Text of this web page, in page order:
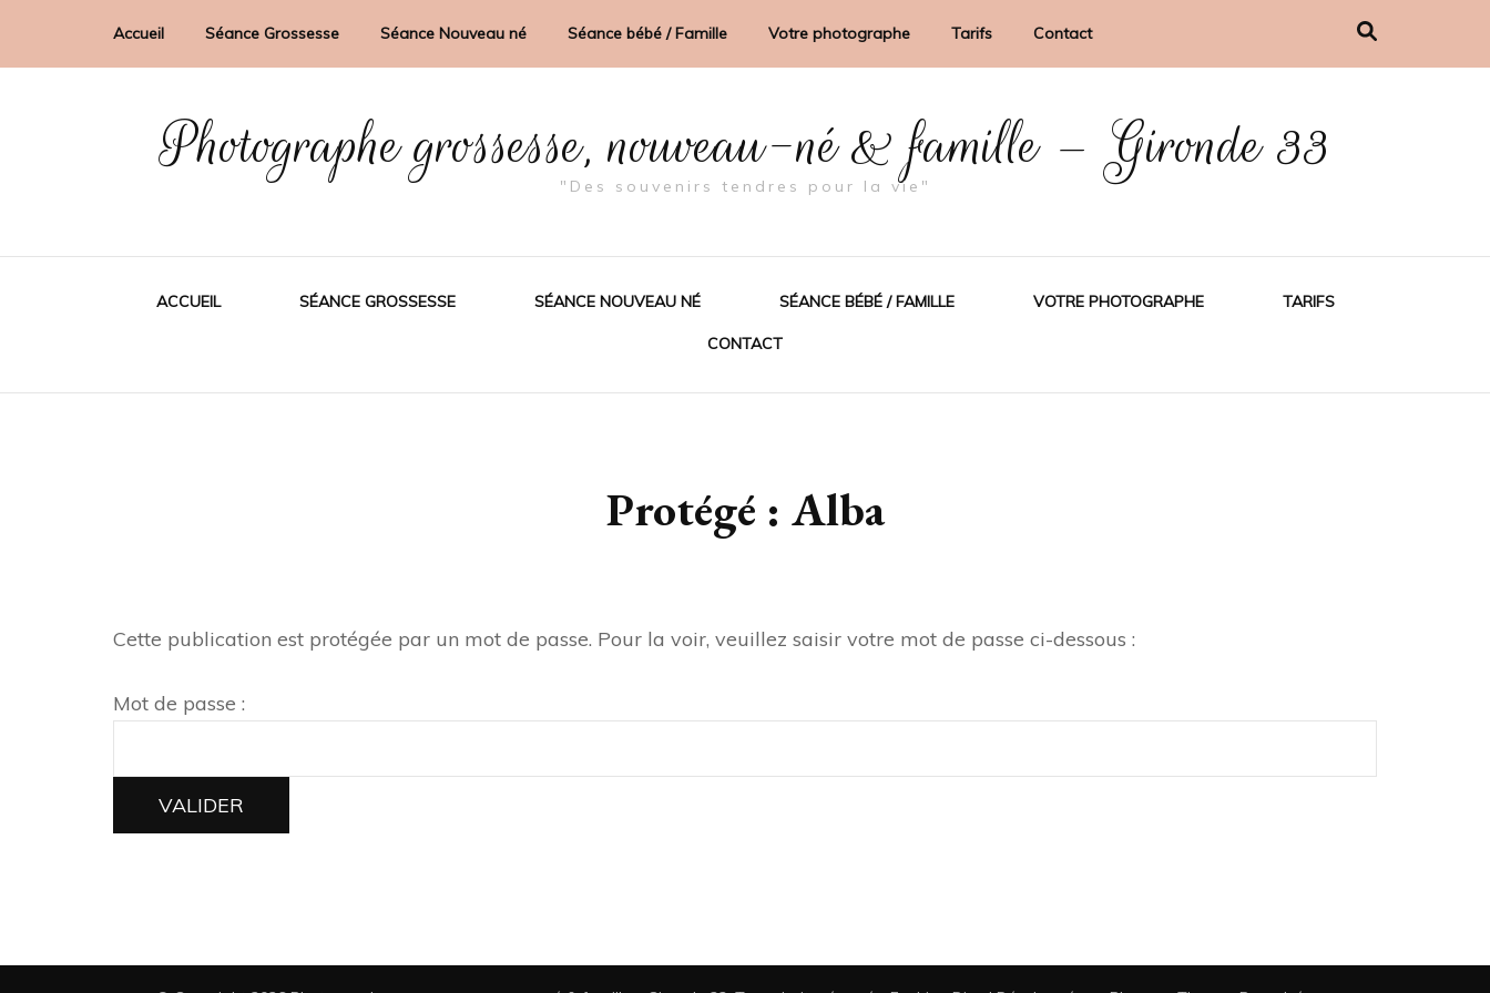
Accueil Séance Grossesse Séance Nouveau né Séance bébé / Famille Votre photographe Tarifs Contact
Photographe grossesse, nouveau-né & famille – Gironde 33
"Des souvenirs tendres pour la vie"
ACCUEIL SÉANCE GROSSESSE SÉANCE NOUVEAU NÉ SÉANCE BÉBÉ / FAMILLE VOTRE PHOTOGRAPHE TARIFS
CONTACT
Protégé : Alba
Cette publication est protégée par un mot de passe. Pour la voir, veuillez saisir votre mot de passe ci-dessous :
Mot de passe :